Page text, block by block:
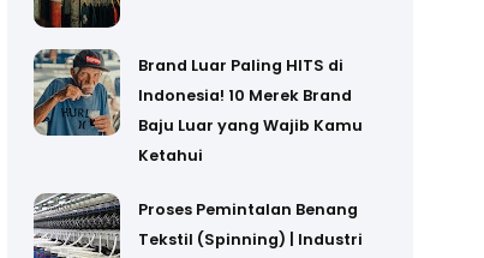
Brand Luar Paling HITS di
Indonesia! 10 Merek Brand
Baju Luar yang Wajib Kamu
Ketahui
Proses Pemintalan Benang
Tekstil (Spinning) | Industri